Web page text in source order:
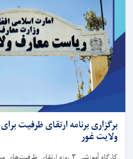
برگزاری برنامه ارتقای ظرفیت
ولایت غور